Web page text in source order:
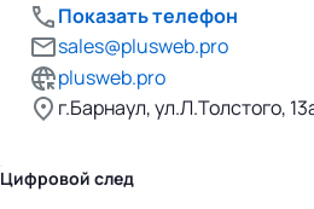
Показать телефон
sales@plusweb.pro
plusweb.pro
г.Барнаул, ул.Л.Толстого,
Цифровой след